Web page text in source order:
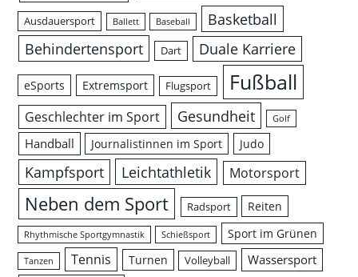
Ausdauersport Ballett Baseball
Basketball
Behindertensport
Dart Duale Karriere
eSports Extremsport Flugsport Fußball
Geschlechter im Sport Gesundheit Golf
Handball Journalistinnen im Sport Judo
Kampfsport Leichtathletik Motorsport
Neben dem Sport Radsport Reiten
Rhythmische Sportgymnastik Schießsport Sport im Grünen
Tanzen Tennis Turnen Volleyball Wassersport